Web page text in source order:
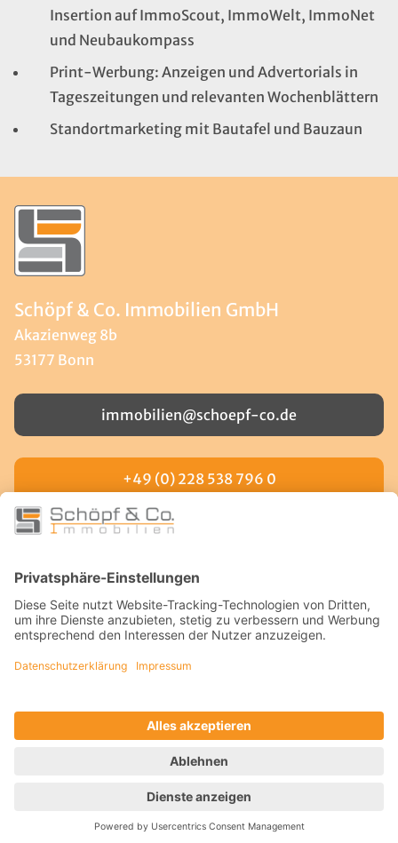
Insertion auf ImmoScout, ImmoWelt, ImmoNet
und Neubaukompass
Print-Werbung: Anzeigen und Advertorials in
Tageszeitungen und relevanten Wochenblättern
Standortmarketing mit Bautafel und Bauzaun
Schöpf & Co. Immobilien GmbH
Akazienweg 8b
53177 Bonn
immobilien@schoepf-co.de
+49 (0) 228 538 796 0
FacebookInstagramYouTube
RECHTLICHES
Datenschutzeinstellungen
Powered by: